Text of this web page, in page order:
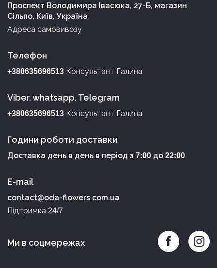
Проспект Володимира Івасюка, 27-Б, магазин
Сільпо, Київ, Україна
Адреса самовивозу
Телефон
+380635696513 Консультант Галина
Viber. whatsapp. Telegram
+380635696513 Консультант Галина
Години роботи доставки
Доставка день в день в період з 7:00 до 22:00
E-mail
contact@oda-flowers.com.ua
Підтримка 24/7
Ми в соцмережах